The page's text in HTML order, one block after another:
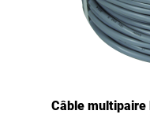
Câble multipaire